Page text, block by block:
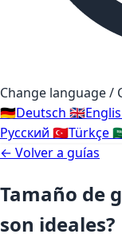
Change language /
🇩🇪Deutsch 🇬🇧
Русский 🇹🇷Türkçe
← Volver a guías
Tamaño de
son ideales?